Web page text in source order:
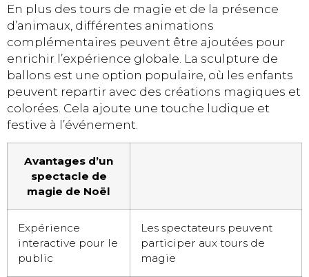
En plus des tours de magie et de la présence
d’animaux, différentes animations
complémentaires peuvent être ajoutées pour
enrichir l’expérience globale. La sculpture de
ballons est une option populaire, où les enfants
peuvent repartir avec des créations magiques et
colorées. Cela ajoute une touche ludique et
festive à l’événement.
Avantages d’un
spectacle de
magie de Noël
Expérience
interactive pour le
public
Les spectateurs peuvent
participer aux tours de
magie